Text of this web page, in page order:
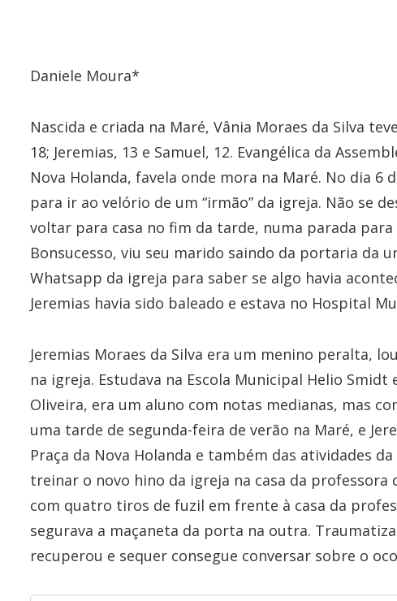
Daniele Moura*
Nascida e criada na Maré, Vânia Moraes da Silva
18; Jeremias, 13 e Samuel, 12. Evangélica da
Nova Holanda, favela onde mora na Maré. No dia 6
para ir ao velório de um “irmão” da igreja. Não se
voltar para casa no fim da tarde, numa parada
Bonsucesso, viu seu marido saindo da portaria da
Whatsapp da igreja para saber se algo havia
Jeremias havia sido baleado e estava no Hospital
Jeremias Moraes da Silva era um menino peralta,
na igreja. Estudava na Escola Municipal Helio
Oliveira, era um aluno com notas medianas, mas
uma tarde de segunda-feira de verão na Maré, e
Praça da Nova Holanda e também das atividades
treinar o novo hino da igreja na casa da professora
com quatro tiros de fuzil em frente à casa da
segurava a maçaneta da porta na outra.
recuperou e sequer consegue conversar sobre o